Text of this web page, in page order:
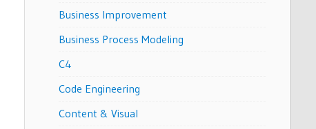
Business Improvement
Business Process Modeling
C4
Code Engineering
Content & Visual